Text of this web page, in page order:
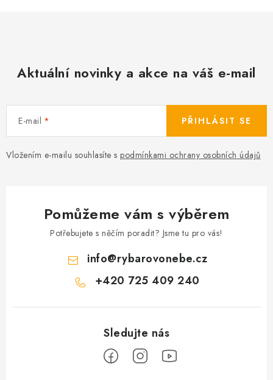
Aktuální novinky a akce na váš e-mail
E-mail
Vložením e-mailu souhlasíte s podmínkami ochrany osobních údajů
PŘIHLÁSIT SE
Pomůžeme vám s výběrem
Potřebujete s něčím poradit? Jsme tu pro vás!
info@rybarovonebe.cz
+420 725 409 240